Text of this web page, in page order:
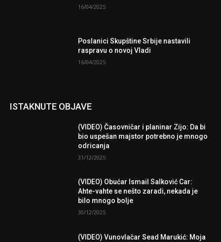
16/04/2025
Poslanici Skupštine Srbije nastavili
raspravu o novoj Vladi
16/04/2025
ISTAKNUTE OBJAVE
(VIDEO) Časovničar i planinar Zijo: Da bi
bio uspešan majstor potrebno je mnogo
odricanja
31/12/2025
(VIDEO) Obućar Ismail Salković Car:
Ahte-vahte se nešto zaradi, nekada je
bilo mnogo bolje
30/12/2025
(VIDEO) Vunovlačar Sead Marukić: Moja